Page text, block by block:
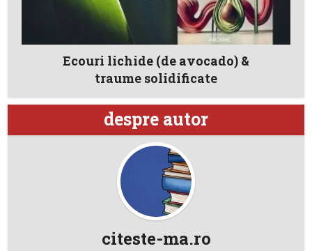
Ecouri lichide (de avocado) &
traume solidificate
despre autor
citeste-ma.ro